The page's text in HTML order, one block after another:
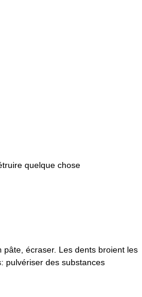
quelque chose
pâte, écraser. Les dents broient les
pulvériser des substances